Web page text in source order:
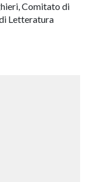
Comitato di
Letteratura